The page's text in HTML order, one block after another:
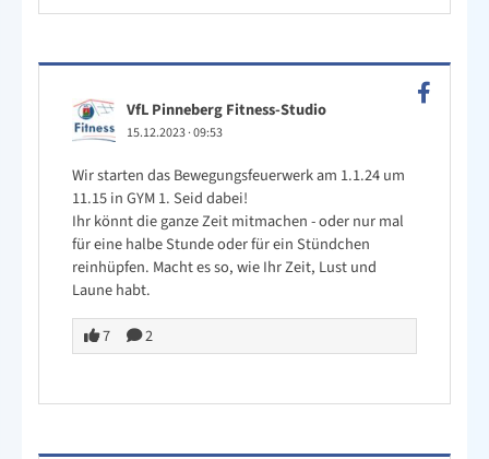
VfL Pinneberg Fitness-Studio
15.12.2023·09:53
Wir starten das Bewegungsfeuerwerk am 1.1.24 um
11.15 in GYM 1. Seid dabei!
Ihr könnt die ganze Zeit mitmachen - oder nur mal
für eine halbe Stunde oder für ein Stündchen
reinhüpfen. Macht es so, wie Ihr Zeit, Lust und
Laune habt.
7
2